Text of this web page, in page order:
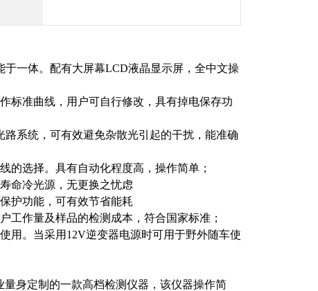
于一体。配有大屏幕LCD液晶显示屏，全中文操
标准曲线，用户可自行修改，具有掉电保存功
路系统，可有效避免杂散光引起的干扰，能准确
的选择。具有自动化程度高，操作简单；
命冷光源，无更换之忧虑
护功能，可有效节省能耗
工作量及样品的检测成本，符合国家标准；
用。当采用12V逆变器电源时可用于野外随车使
身定制的一款高档检测仪器，该仪器操作简